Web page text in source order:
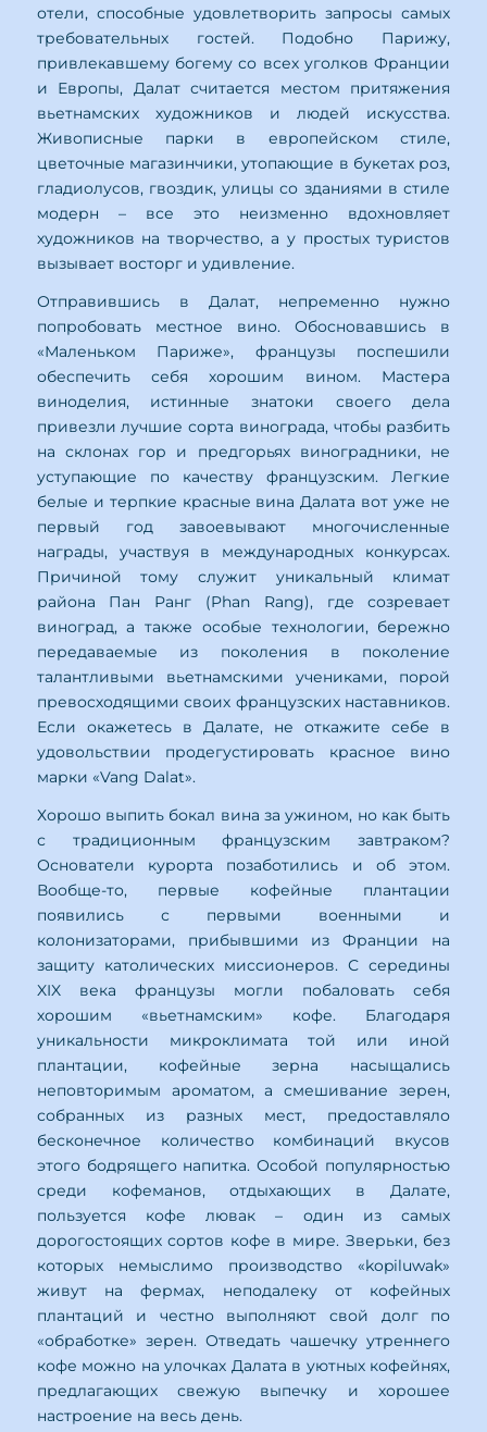
отели, способные удовлетворить запросы самых
требовательных гостей. Подобно Парижу,
привлекавшему богему со всех уголков Франции
и Европы, Далат считается местом притяжения
вьетнамских художников и людей искусства.
Живописные парки в европейском стиле,
цветочные магазинчики, утопающие в букетах роз,
гладиолусов, гвоздик, улицы со зданиями в стиле
модерн – все это неизменно вдохновляет
художников на творчество, а у простых туристов
вызывает восторг и удивление.
Отправившись в Далат, непременно нужно
попробовать местное вино. Обосновавшись в
«Маленьком Париже», французы поспешили
обеспечить себя хорошим вином. Мастера
виноделия, истинные знатоки своего дела
привезли лучшие сорта винограда, чтобы разбить
на склонах гор и предгорьях виноградники, не
уступающие по качеству французским. Легкие
белые и терпкие красные вина Далата вот уже не
первый год завоевывают многочисленные
награды, участвуя в международных конкурсах.
Причиной тому служит уникальный климат
района Пан Ранг (Phan Rang), где созревает
виноград, а также особые технологии, бережно
передаваемые из поколения в поколение
талантливыми вьетнамскими учениками, порой
превосходящими своих французских наставников.
Если окажетесь в Далате, не откажите себе в
удовольствии продегустировать красное вино
марки «Vang Dalat».
Хорошо выпить бокал вина за ужином, но как быть
с традиционным французским завтраком?
Основатели курорта позаботились и об этом.
Вообще-то, первые кофейные плантации
появились с первыми военными и
колонизаторами, прибывшими из Франции на
защиту католических миссионеров. С середины
XIX века французы могли побаловать себя
хорошим «вьетнамским» кофе. Благодаря
уникальности микроклимата той или иной
плантации, кофейные зерна насыщались
неповторимым ароматом, а смешивание зерен,
собранных из разных мест, предоставляло
бесконечное количество комбинаций вкусов
этого бодрящего напитка. Особой популярностью
среди кофеманов, отдыхающих в Далате,
пользуется кофе лювак – один из самых
дорогостоящих сортов кофе в мире. Зверьки, без
которых немыслимо производство «kopiluwak»
живут на фермах, неподалеку от кофейных
плантаций и честно выполняют свой долг по
«обработке» зерен. Отведать чашечку утреннего
кофе можно на улочках Далата в уютных кофейнях,
предлагающих свежую выпечку и хорошее
настроение на весь день.